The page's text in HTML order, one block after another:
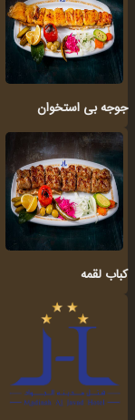
جوجه بی استخوان
کباب لقمه